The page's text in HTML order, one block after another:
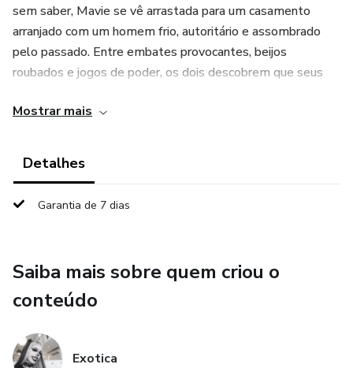
sem saber, Mavie se vê arrastada para um casamento
arranjado com um homem frio, autoritário e assombrado
pelo passado. Entre embates provocantes, beijos
roubados e jogos de poder, os dois descobrem que seus
segredos enterrados ameaçam destruir tudo. E quando o
menos se espera.
cativantes e reviravoltas intensas, "A Coroa" é um romance
digno da alta corte e do seu coração.
“ATENÇÃO PARA MAIORES DE 17 ANOS ⚠️
Mostrar mais
Detalhes
Garantia de 7 dias
Saiba mais sobre quem criou o
conteúdo
Exotica